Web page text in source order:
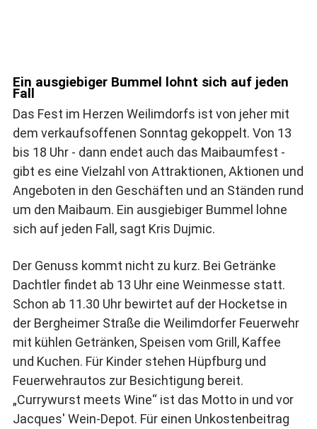
Ein ausgiebiger Bummel lohnt sich auf jeden
Fall
Das Fest im Herzen Weilimdorfs ist von jeher mit
dem verkaufsoffenen Sonntag gekoppelt. Von 13
bis 18 Uhr - dann endet auch das Maibaumfest -
gibt es eine Vielzahl von Attraktionen, Aktionen und
Angeboten in den Geschäften und an Ständen rund
um den Maibaum. Ein ausgiebiger Bummel lohne
sich auf jeden Fall, sagt Kris Dujmic.
Der Genuss kommt nicht zu kurz. Bei Getränke
Dachtler findet ab 13 Uhr eine Weinmesse statt.
Schon ab 11.30 Uhr bewirtet auf der Hocketse in
der Bergheimer Straße die Weilimdorfer Feuerwehr
mit kühlen Getränken, Speisen vom Grill, Kaffee
und Kuchen. Für Kinder stehen Hüpfburg und
Feuerwehrautos zur Besichtigung bereit.
„Currywurst meets Wine“ ist das Motto in und vor
Jacques' Wein-Depot. Für einen Unkostenbeitrag